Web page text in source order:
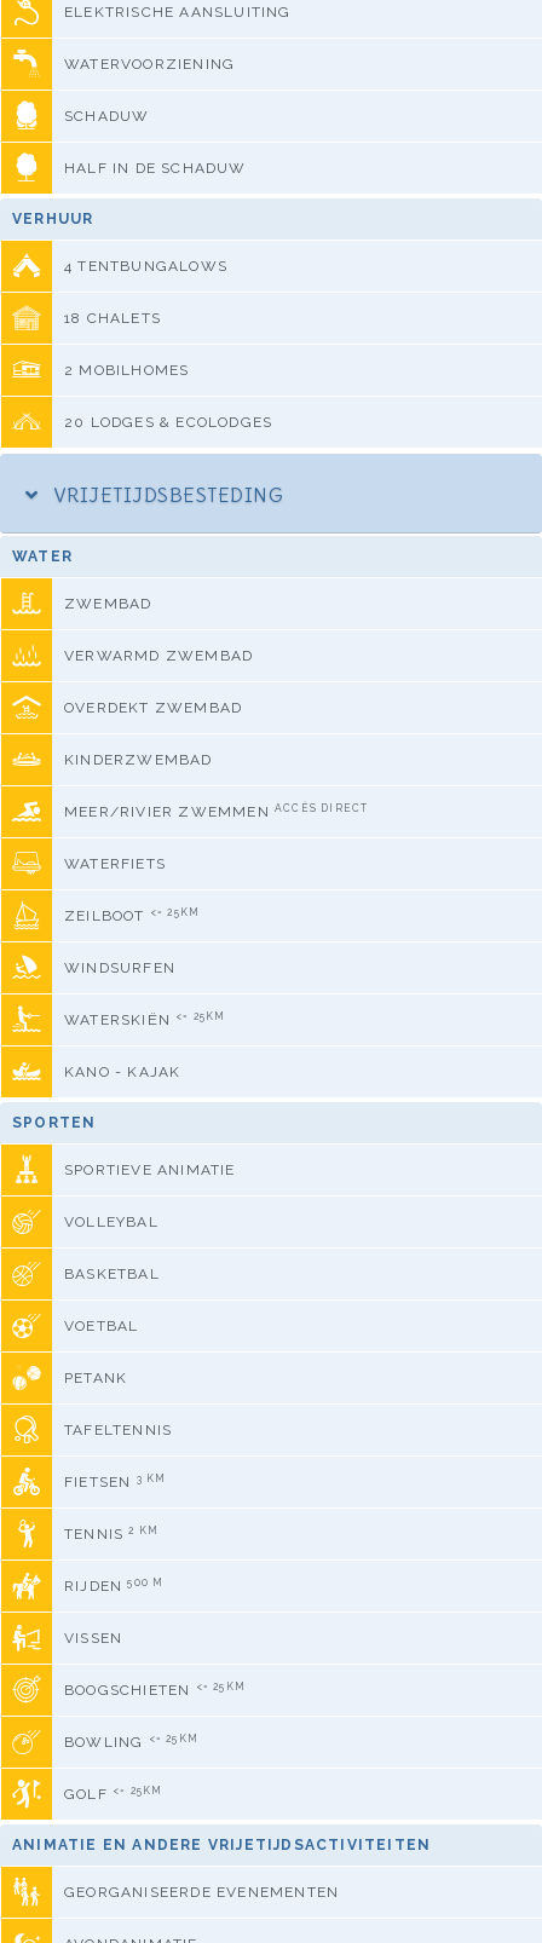
ELEKTRISCHE AANSLUITING
WATERVOORZIENING
SCHADUW
HALF IN DE SCHADUW
VERHUUR
4 TENTBUNGALOWS
18 CHALETS
2 MOBILHOMES
20 LODGES & ECOLODGES
VRIJETIJDSBESTEDING
WATER
ZWEMBAD
VERWARMD ZWEMBAD
OVERDEKT ZWEMBAD
KINDERZWEMBAD
MEER/RIVIER ZWEMMEN ACCÈS DIRECT
WATERFIETS
ZEILBOOT <= 25KM
WINDSURFEN
WATERSKIËN <= 25KM
KANO - KAJAK
SPORTEN
SPORTIEVE ANIMATIE
VOLLEYBAL
BASKETBAL
VOETBAL
PETANK
TAFELTENNIS
FIETSEN 3 KM
TENNIS2 KM
RIJDEN500 M
VISSEN
BOOGSCHIETEN <= 25KM
BOWLING <= 25KM
GOLF <= 25KM
ANIMATIE EN ANDERE VRIJETIJDSACTIVITEITEN
GEORGANISEERDE EVENEMENTEN